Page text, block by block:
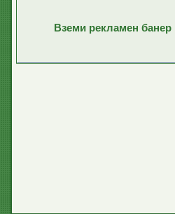
Вземи рекламен банер